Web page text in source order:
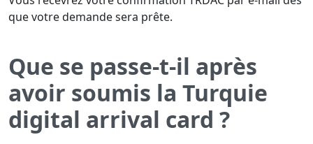
que votre demande sera prête.
Que se passe-t-il après
avoir soumis la Turquie
digital arrival card ?